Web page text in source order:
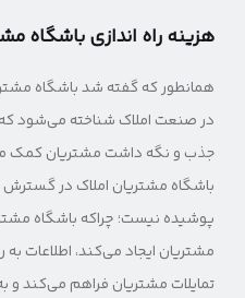
هزینه راه اندازی باشگاه
همانطور که گفته شد باشگاه
در صنعت املاک شناخته می‌شود
جذب و نگه ‌داشت مشتریان کمک
باشگاه مشتریان املاک در
پوشیده نیست؛ چراکه باشگاه
مشتریان ایجاد می‌کند، اطلاعات به
تمایلات مشتریان فراهم می‌کند و